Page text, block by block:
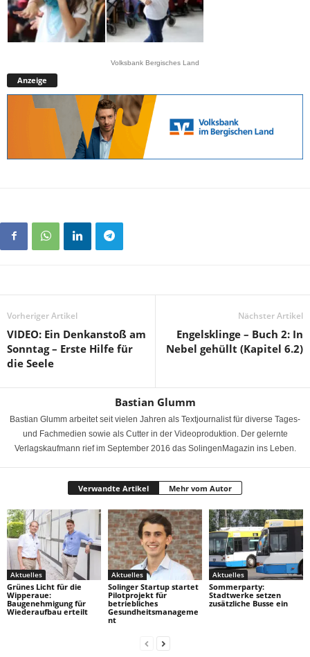
Volksbank Bergisches Land
Anzeige
Vorheriger Artikel
VIDEO: Ein Denkanstoß am
Sonntag – Erste Hilfe für
die Seele
Nächster Artikel
Engelsklinge – Buch 2: In
Nebel gehüllt (Kapitel 6.2)
Bastian Glumm
Bastian Glumm arbeitet seit vielen Jahren als Textjournalist für diverse Tages-
und Fachmedien sowie als Cutter in der Videoproduktion. Der gelernte
Verlagskaufmann rief im September 2016 das SolingenMagazin ins Leben.
Verwandte Artikel Mehr vom Autor
Aktuelles
Grünes Licht für die
Wipperaue:
Baugenehmigung für
Wiederaufbau erteilt
Aktuelles
Solinger Startup startet
Pilotprojekt für
betriebliches
Gesundheitsmanageme
nt
Aktuelles
Sommerparty:
Stadtwerke setzen
zusätzliche Busse ein